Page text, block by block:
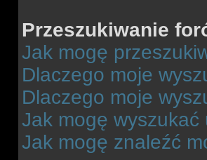
Przeszukiwanie
Jak mogę
Dlaczego moje
Dlaczego moje
Jak mogę wyszukać
Jak mogę znaleźć